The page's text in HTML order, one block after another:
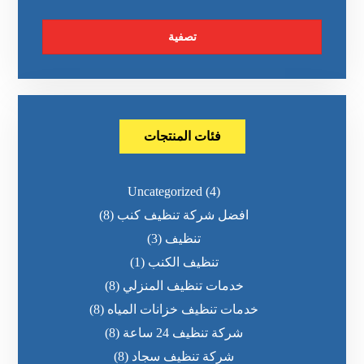
تصفية
فئات المنتجات
Uncategorized (4)
افضل شركة تنظيف كنب (8)
تنظيف (3)
تنظيف الكنب (1)
خدمات تنظيف المنزلي (8)
خدمات تنظيف خزانات المياه (8)
شركة تنظيف 24 ساعة
(8)
شركة تنظيف سجاد (8)